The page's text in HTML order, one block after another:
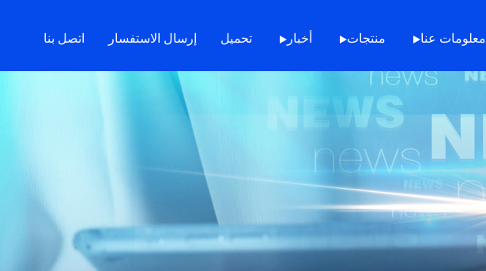
معلومات عنا منتجات أخبار تحميل إرسال الاستفسار اتصل بنا